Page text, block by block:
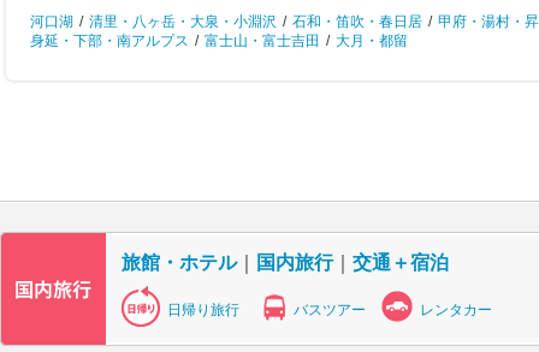
河口湖 / 清里・八ヶ岳・大泉・小淵沢 / 石和・笛吹・春日居 / 甲府・湯村・
身延・下部・南アルプス / 富士山・富士吉田 / 大月・都留
旅館・ホテル｜ 国内旅行｜ 交通＋宿泊
日帰り旅行 バスツアー レンタカー